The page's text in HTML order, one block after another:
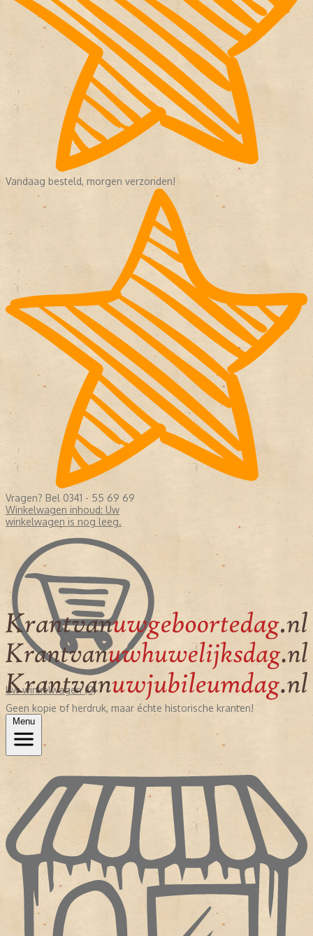
Vandaag besteld, morgen verzonden!
Vragen? Bel 0341 - 55 69 69
Winkelwagen inhoud: Uw
winkelwagen is nog leeg.
Uw winkelwagen (0)
Geen kopie of herdruk, maar échte historische kranten!
Menu